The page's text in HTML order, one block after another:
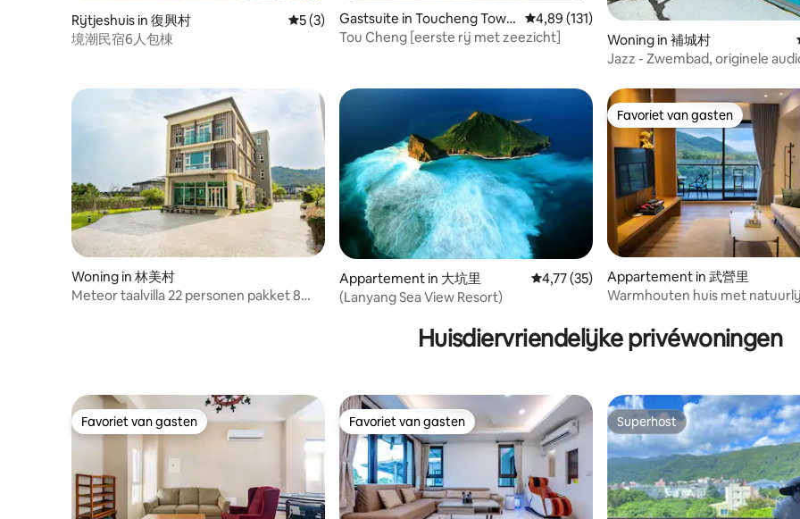
Rijtjeshuis in 復興村 Gemiddelde beoordeling van 5 uit 5, 3 recensies
5 (3)
境潮民宿6人包棟
Gastsuite in Toucheng Town
ship
Gemiddelde beoordeling van 4,89 uit 5, 131
4,89 (131)
Tou Cheng [eerste rij met zeezicht]
Woning in 補城村
Jazz - Zwembad, originele
sterrenbadkamer, elektrische
mahjongtafel, barbecue,
keuken
Woning in 林美村
Meteor taalvilla 22 personen pakket 8
Appartement in 大坑里 Gemiddelde beoordeling van 4,77 uit 5, 35
4,77 (35)
(Lanyang Sea View Resort)
Favoriet van gasten
Favoriet van gasten
Appartement in 武營里
Warmhouten huis met
(huisdier- en elektrische auto-
vriendelijk)
Huisdiervriendelijke privéwoningen
Favoriet van gasten
Favoriet van gasten Favoriet van gasten
Favoriet van gasten Superhost
Superhost